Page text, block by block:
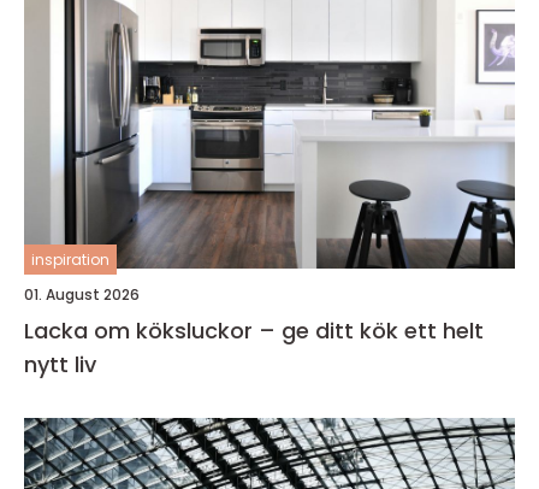
inspiration
01. August 2026
Lacka om köksluckor – ge ditt kök ett helt
nytt liv